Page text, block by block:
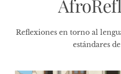
Reflexiones en torno al
estándares